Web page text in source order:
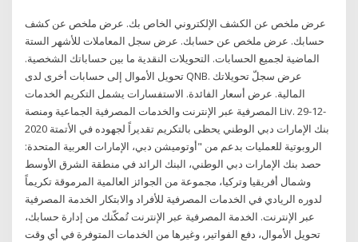
عرض ملخص عن الكشف الإلكتروني الخاص بك. عرض ملخص عن كشف
حسابك. عرض ملخص عن حسابك. عرض سجل المعاملات للأشهر الستة
الماضية لجميع الحسابات. التحويلات النقدية ما بين حساباتك الشخصية.
تحويل الأموال إلى حسابات أخرى لدى QNB. عرض سجلّ تحويلاتك
المالية. عرض أسعار الفائدة. الاستفسارات يشمل التكريم الخدمات
المصرفية عبر الإنترنت والخدمات المصرفية الجماعية ومنصة Liv. 29-12-
2020 بنك الإمارات دبي الوطني يحظى بالتكريم تقديراً لجهوده في الأتمتة
الروبوتية للعمليات بدعم من "أوتوميشن دبي، الإمارات العربية المتحدة:
حصد بنك الإمارات دبي الوطني، البنك الرائد في منطقة الشرق الأوسط
وشمال أفريقيا وتركيا، مجموعة من الجوائز العالمية المرموقة تكريماً
لدوره الريادي في الخدمات المصرفية للأفراد والابتكار الخدمة المصرفية
عبر الإنترنت. الخدمة المصرفية عبر الإنترنت تُمكّنك من إدارة حسابك،
تحويل الأموال، دفع الفواتير، وغيرها من الخدمات المتوفرة في أي وقت